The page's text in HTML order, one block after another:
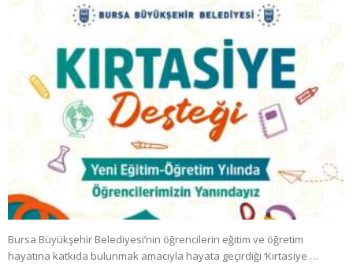
Bursa Büyükşehir Belediyesi’nin öğrencilerin eğitim ve öğretim
hayatına katkıda bulunmak amacıyla hayata geçirdiği ‘Kırtasiye …